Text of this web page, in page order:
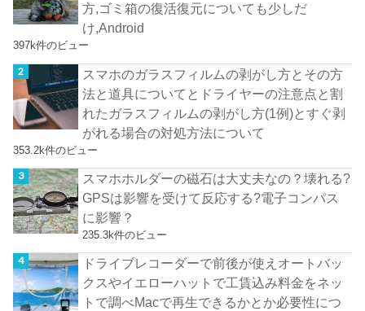
方,ゴミ箱の復活復元についても少しだ
け,Android
397k件のビュー
スマホのガラスフィルムの剥がし方とその方
法と道具についてとドライヤーの注意点と割
れたガラスフィルムの剥がし方(1例)とすぐ剥
がれる場合の対処方法について
353.2k件のビュー
スマホホルダーの磁石は大丈夫なの？壊れる?
GPSは影響を受けて反応する?電子コンパス
に影響？
235.3k件のビュー
ドライブレコーダーで前後が使えオートバッ
クスやイエローハットで工賃込み料金をネッ
トで調べMacで再生できるかとか必要性につ